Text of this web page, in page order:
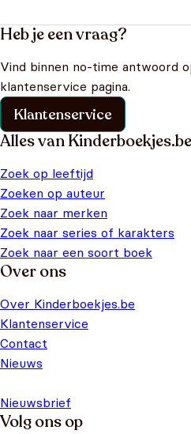
Heb je een vraag?
Vind binnen no-time antwoord
klantenservice pagina.
Klantenservice
Alles van Kinderboekjes.be
Zoek op leeftijd
Zoeken op auteur
Zoek naar merken
Zoek naar series of karakters
Zoek naar een soort boek
Over ons
Over Kinderboekjes.be
Klantenservice
Contact
Nieuws
Nieuwsbrief
Volg ons op